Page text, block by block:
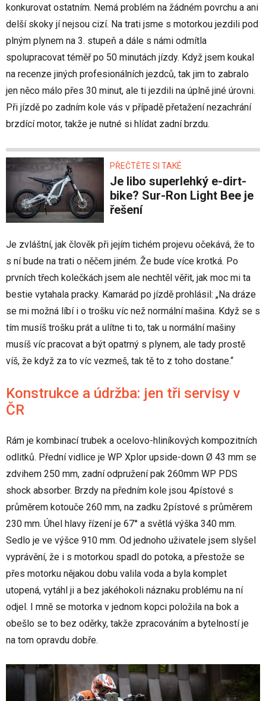
konkurovat ostatním. Nemá problém na žádném povrchu a ani
delší skoky jí nejsou cizí. Na trati jsme s motorkou jezdili pod
plným plynem na 3. stupeň a dále s námi odmítla
spolupracovat téměř po 50 minutách jízdy. Když jsem koukal
na recenze jiných profesionálních jezdců, tak jim to zabralo
jen něco málo přes 30 minut, ale ti jezdili na úplně jiné úrovni.
Při jízdě po zadním kole vás v případě přetažení nezachrání
brzdící motor, takže je nutné si hlídat zadní brzdu.
PŘEČTĚTE SI TAKÉ
Je libo superlehký e-dirt-
bike? Sur-Ron Light Bee je
řešení
Je zvláštní, jak člověk při jejím tichém projevu očekává, že to
s ní bude na trati o něčem jiném. Že bude více krotká. Po
prvních třech kolečkách jsem ale nechtěl věřit, jak moc mi ta
bestie vytahala pracky. Kamarád po jízdě prohlásil: „Na dráze
se mi možná líbí i o trošku víc než normální mašina. Když se s
tím musíš trošku prát a ulítne ti to, tak u normální mašiny
musíš víc pracovat a být opatrný s plynem, ale tady prostě
víš, že když za to víc vezmeš, tak tě to z toho dostane.“
Konstrukce a údržba: jen tři servisy v
ČR
Rám je kombinací trubek a ocelovo-hliníkových kompozitních
odlitků. Přední vidlice je WP Xplor upside-down Ø 43 mm se
zdvihem 250 mm, zadní odpružení pak 260mm WP PDS
shock absorber. Brzdy na předním kole jsou 4pístové s
průměrem kotouče 260 mm, na zadku 2pístové s průměrem
230 mm. Úhel hlavy řízení je 67° a světlá výška 340 mm.
Sedlo je ve výšce 910 mm. Od jednoho uživatele jsem slyšel
vyprávění, že i s motorkou spadl do potoka, a přestože se
přes motorku nějakou dobu valila voda a byla komplet
utopená, vytáhl ji a bez jakéhokoli náznaku problému na ní
odjel. I mně se motorka v jednom kopci položila na bok a
obešlo se to bez oděrky, takže zpracováním a bytelností je
na tom opravdu dobře.